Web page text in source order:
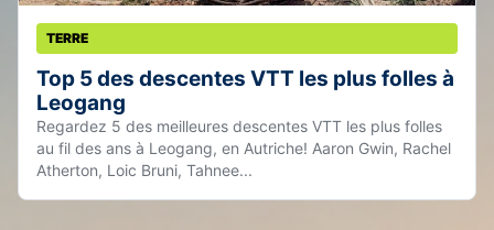
TERRE
Top 5 des descentes VTT les plus folles à
Leogang
Regardez 5 des meilleures descentes VTT les plus folles
au fil des ans à Leogang, en Autriche! Aaron Gwin, Rachel
Atherton, Loic Bruni, Tahnee...